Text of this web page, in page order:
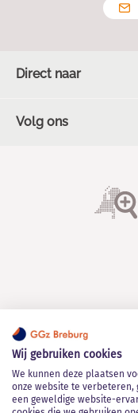
Direct naar
Contact en Spoed
Klachten en
Volg ons
Wij gebruiken cookies
We kunnen deze plaatsen
onze website te
een geweldige website-